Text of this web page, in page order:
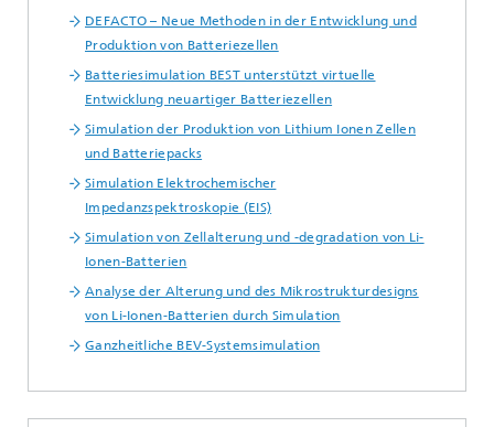
DEFACTO – Neue Methoden in der Entwicklung und
Produktion von Batteriezellen
Batteriesimulation BEST unterstützt virtuelle
Entwicklung neuartiger Batteriezellen
Simulation der Produktion von Lithium Ionen Zellen
und Batteriepacks
Simulation Elektrochemischer
Impedanzspektroskopie (EIS)
Simulation von Zellalterung und -degradation von Li-
Ionen-Batterien
Analyse der Alterung und des Mikrostrukturdesigns
von Li-Ionen-Batterien durch Simulation
Ganzheitliche BEV-Systemsimulation